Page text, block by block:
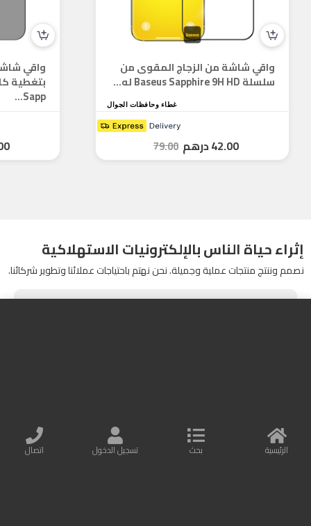
واقي شاشة من الزجاج المقوى من
سلسلة Baseus Sapphire 9H HD له...
غطاء وحافظات الجوال
42.00درهم 79.00
واقي
Sapp...
إثراء حياة الناس بالإلكترونيات الاستهلاكية
نصمم وننتج منتجات عملية وجميلة. نحن نهتم باحتياجات عملائنا وتطوير شركائنا.
مزيد من المعلومات
All Rights are reserved الرئيسية بحث تسجيل الدخول اتصال